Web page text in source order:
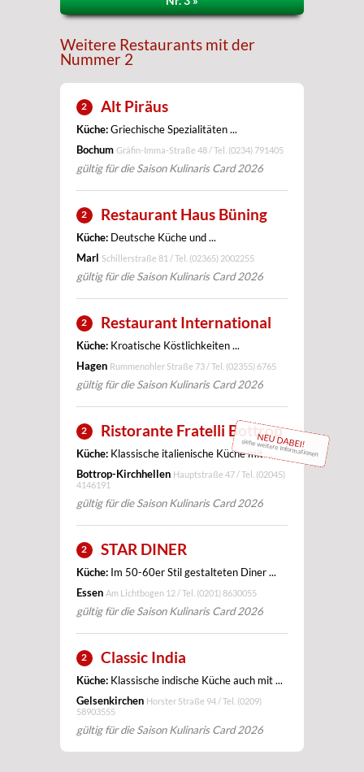
Weitere Restaurants mit der
Nummer 2
2 Alt Piräus
Küche:Griechische Spezialitäten ...
Bochum Gräfin-Imma-Straße 48 / Tel. (0234) 791405
gültig für die Saison Kulinaris Card 2026
2 Restaurant Haus Büning
Küche: Deutsche Küche und ...
Marl Schillerstraße 81 / Tel. (02365) 2002255
gültig für die Saison Kulinaris Card 2026
2 Restaurant International
Küche: Kroatische Köstlichkeiten ...
Hagen Rummenohler Straße 73 / Tel. (02355) 6765
gültig für die Saison Kulinaris Card 2026
NEU DABEI!
siehe weitere Informationen
2 Ristorante Fratelli Bottrop
Küche: Klassische italienische Küche mit ...
Bottrop-Kirchhellen Hauptstraße 47 / Tel. (02045)
4146191
gültig für die Saison Kulinaris Card 2026
2 STAR DINER
Küche: Im 50-60er Stil gestalteten Diner ...
Essen Am Lichtbogen 12 / Tel. (0201) 8630055
gültig für die Saison Kulinaris Card 2026
2 Classic India
Küche: Klassische indische Küche auch mit ...
Gelsenkirchen Horster Straße 94 / Tel. (0209)
58903555
gültig für die Saison Kulinaris Card 2026